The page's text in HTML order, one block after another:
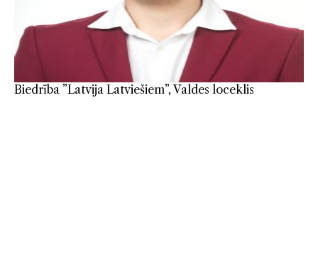
Biedrība ”Latvija Latviešiem”, Valdes loceklis